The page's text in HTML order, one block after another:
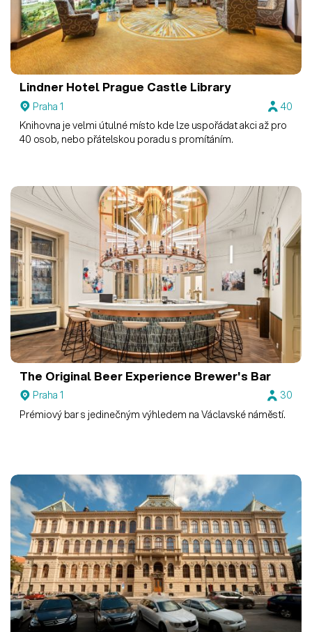
Lindner Hotel Prague Castle Library
Praha 1
40
Knihovna je velmi útulné místo kde lze uspořádat akci až pro
40 osob, nebo přátelskou poradu s promítáním.
The Original Beer Experience Brewer's Bar
Praha 1
30
Prémiový bar s jedinečným výhledem na Václavské náměstí.